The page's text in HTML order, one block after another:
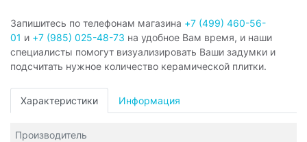
Запишитесь по телефонам магазина +7 (499) 460-56-
01 и +7 (985) 025-48-73 на удобное Вам время, и наши
специалисты помогут визуализировать Ваши задумки и
подсчитать нужное количество керамической плитки.
Характеристики Информация
Производитель